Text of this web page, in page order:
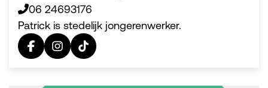
06 24693176
Patrick is stedelijk jongerenwerker.